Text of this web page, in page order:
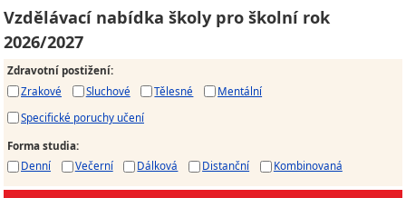
Vzdělávací nabídka školy pro školní rok
2026/2027
Zdravotní postižení:
Zrakové
Sluchové Tělesné
Mentální
Specifické poruchy učení
Forma studia:
Denní
Večerní Dálková Distanční Kombinovaná